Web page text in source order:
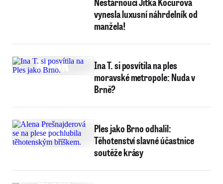
vynesla luxusní náhrdelník od
manžela!
Ina T. si posvítila na ples
moravské metropole: Nuda v
Brně?
Ples jako Brno odhalil:
Těhotenství slavné účastnice
soutěže krásy